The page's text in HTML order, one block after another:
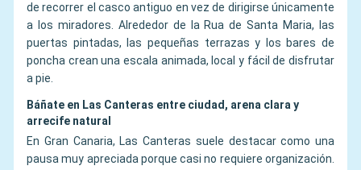
de recorrer el casco antiguo en vez de dirigirse únicamente
a los miradores. Alrededor de la Rua de Santa Maria, las
puertas pintadas, las pequeñas terrazas y los bares de
poncha crean una escala animada, local y fácil de disfrutar
a pie.
Báñate en Las Canteras entre ciudad, arena clara y
arrecife natural
En Gran Canaria, Las Canteras suele destacar como una
pausa muy apreciada porque casi no requiere organización.